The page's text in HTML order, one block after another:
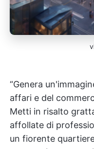
“Genera
affari e del
Metti in risalto
affollate di
un fiorente